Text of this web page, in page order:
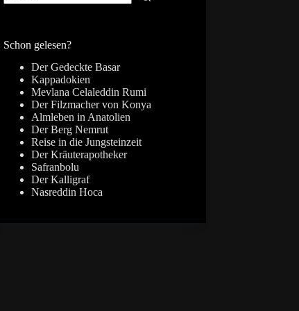
Schon gelesen?
Der Gedeckte Basar
Kappadokien
Mevlana Celaleddin Rumi
Der Filzmacher von Konya
Almleben in Anatolien
Der Berg Nemrut
Reise in die Jungsteinzeit
Der Kräuterapotheker
Safranbolu
Der Kalligraf
Nasreddin Hoca